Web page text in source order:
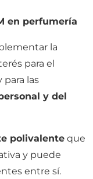
en perfumería
la
para el
para las
y del
polivalente que
y puede
entre sí.